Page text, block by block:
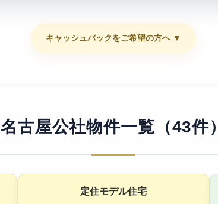
キャッシュバックをご希望の方へ ▼
名古屋公社物件一覧（43件）
定住モデル住宅